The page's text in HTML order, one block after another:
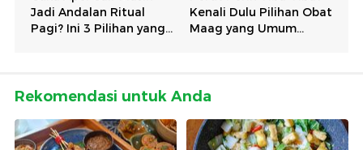
Rekomendasi untuk Anda